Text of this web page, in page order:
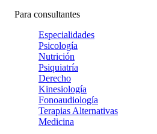
Para consultantes
Especialidades
Psicología
Nutrición
Psiquiatría
Derecho
Kinesiología
Fonoaudiología
Terapias Alternativas
Medicina